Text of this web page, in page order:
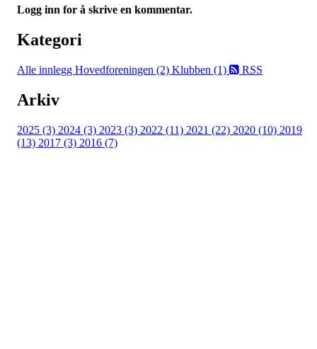
Logg inn for å skrive en kommentar.
Kategori
Alle innlegg Hovedforeningen (2) Klubben (1) RSS
Arkiv
2025 (3) 2024 (3) 2023 (3) 2022 (11) 2021 (22) 2020 (10) 2019
(13) 2017 (3) 2016 (7)